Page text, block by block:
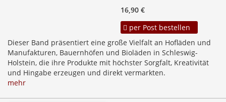
16,90 €
per Post bestellen
Dieser Band präsentiert eine große Vielfalt an Hofläden und
Manufakturen, Bauernhöfen und Bioläden in Schleswig-
Holstein, die ihre Produkte mit höchster Sorgfalt, Kreativität
und Hingabe erzeugen und direkt vermarkten.
mehr